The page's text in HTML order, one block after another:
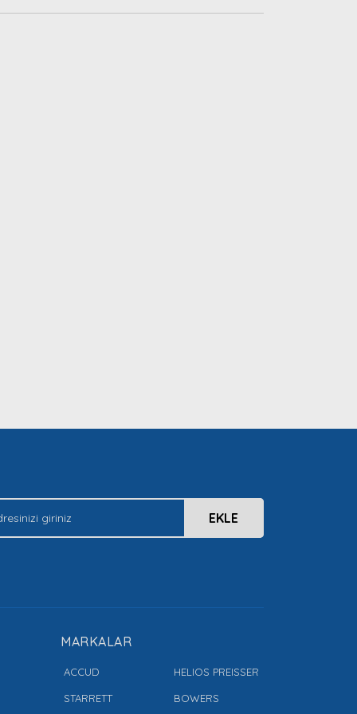
EKLE
MARKALAR
ACCUD
STARRETT
HELIOS PREISSER
BOWERS